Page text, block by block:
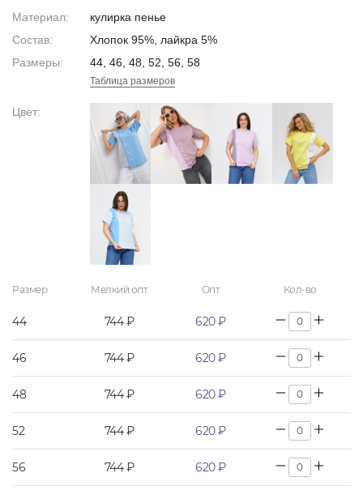
Материал:
кулирка пенье
Состав:
Хлопок 95%, лайкра 5%
Размеры:
44, 46, 48, 52, 56, 58
Таблица размеров
Цвет:
Размер Мелкий опт Опт Кол-во
44 744 ₽ 620 ₽
46 744 ₽ 620 ₽
48 744 ₽ 620 ₽
52 744 ₽ 620 ₽
56 744 ₽ 620 ₽